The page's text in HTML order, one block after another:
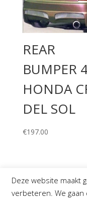
REAR
BUMPER
HONDA
DEL SOL
€197.00
Deze website maakt
verbeteren. We